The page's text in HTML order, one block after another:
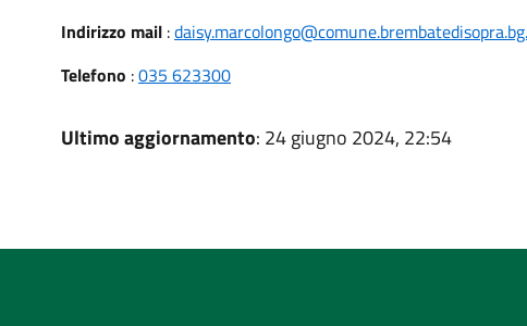
Indirizzo mail:
Telefono :035 623300
Ultimo aggiornamento: 24 giugno 2024, 22:54